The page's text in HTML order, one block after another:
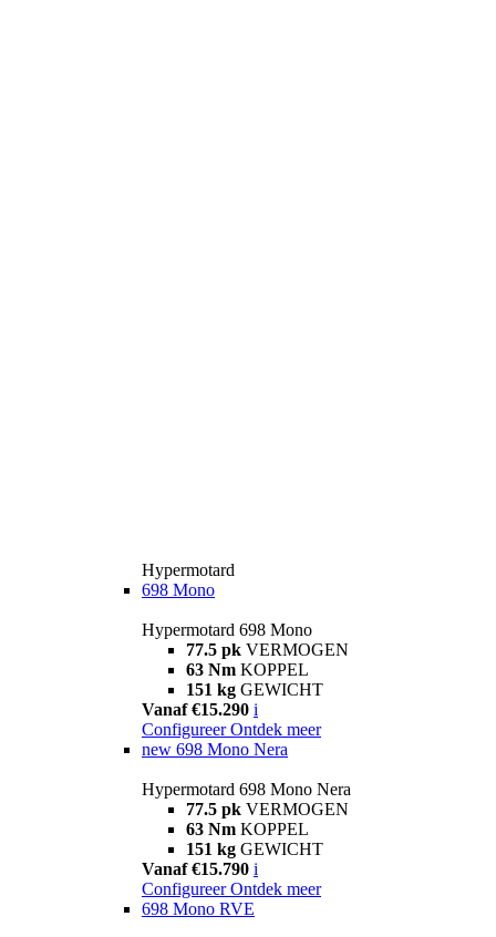
Hypermotard
698 Mono
Hypermotard 698 Mono
77.5 pk VERMOGEN
63 Nm KOPPEL
151 kg GEWICHT
Vanaf €15.290 i
Configureer Ontdek meer
new 698 Mono Nera
Hypermotard 698 Mono Nera
77.5 pk VERMOGEN
63 Nm KOPPEL
151 kg GEWICHT
Vanaf €15.790 i
Configureer Ontdek meer
698 Mono RVE